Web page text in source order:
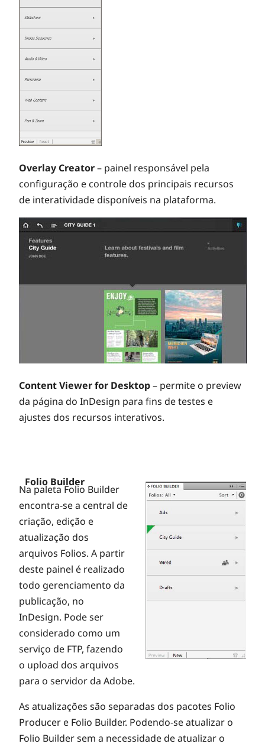
Overlay Creator– painel responsável pela
configuração e controle dos principais recursos
de interatividade disponíveis na plataforma.
Content Viewer for Desktop– permite o preview
da página do InDesign para fins de testes e
ajustes dos recursos interativos.
Folio Builder
Na paleta Folio Builder
encontra-se a central de
criação, edição e
atualização dos
arquivos Folios. A partir
deste painel é realizado
todo gerenciamento da
publicação, no
InDesign. Pode ser
considerado como um
serviço de FTP, fazendo
o upload dos arquivos
para o servidor da Adobe.
As atualizações são separadas dos pacotes Folio
Producer e Folio Builder. Podendo-se atualizar o
Folio Builder sem a necessidade de atualizar o